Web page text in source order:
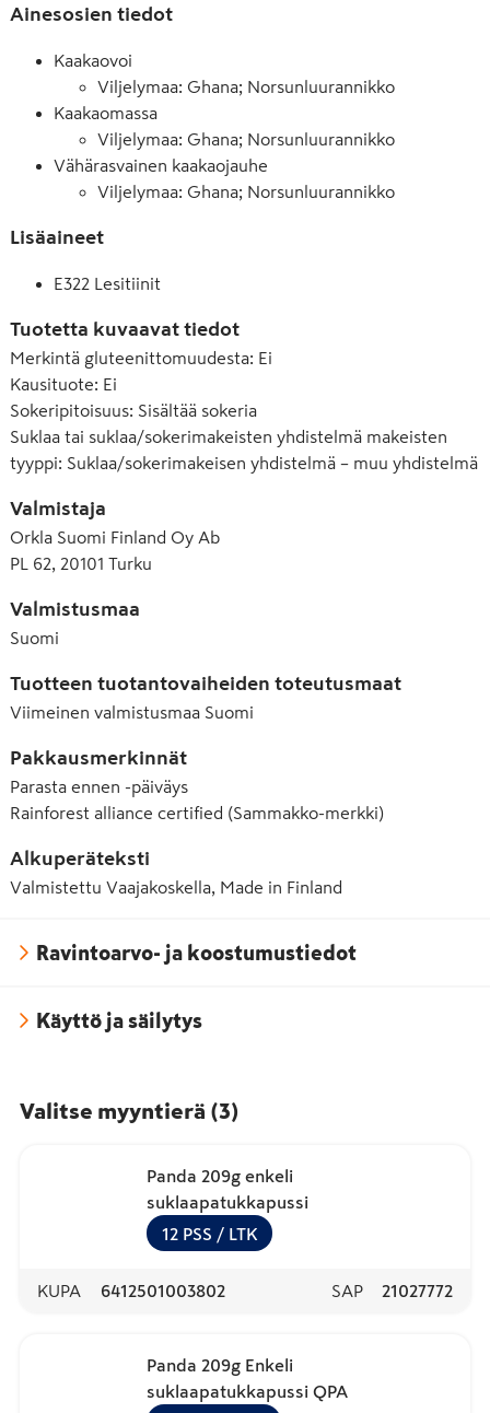
Ainesosien tiedot
Kaakaovoi
Viljelymaa: Ghana; Norsunluurannikko
Kaakaomassa
Viljelymaa: Ghana; Norsunluurannikko
Vähärasvainen kaakaojauhe
Viljelymaa: Ghana; Norsunluurannikko
Lisäaineet
E322 Lesitiinit
Tuotetta kuvaavat tiedot
Merkintä gluteenittomuudesta: Ei
Kausituote: Ei
Sokeripitoisuus: Sisältää sokeria
Suklaa tai suklaa/sokerimakeisten yhdistelmä makeisten
tyyppi: Suklaa/sokerimakeisen yhdistelmä – muu yhdistelmä
Valmistaja
Orkla Suomi Finland Oy Ab
PL 62, 20101 Turku
Valmistusmaa
Suomi
Tuotteen tuotantovaiheiden toteutusmaat
Viimeinen valmistusmaa Suomi
Pakkausmerkinnät
Parasta ennen -päiväys
Rainforest alliance certified (Sammakko-merkki)
Alkuperäteksti
Valmistettu Vaajakoskella, Made in Finland
Ravintoarvo- ja koostumustiedot
Käyttö ja säilytys
Valitse myyntierä (3)
Panda 209g enkeli
suklaapatukkapussi
12 PSS / LTK
KUPA 6412501003802 SAP 21027772
Panda 209g Enkeli
suklaapatukkapussi QPA